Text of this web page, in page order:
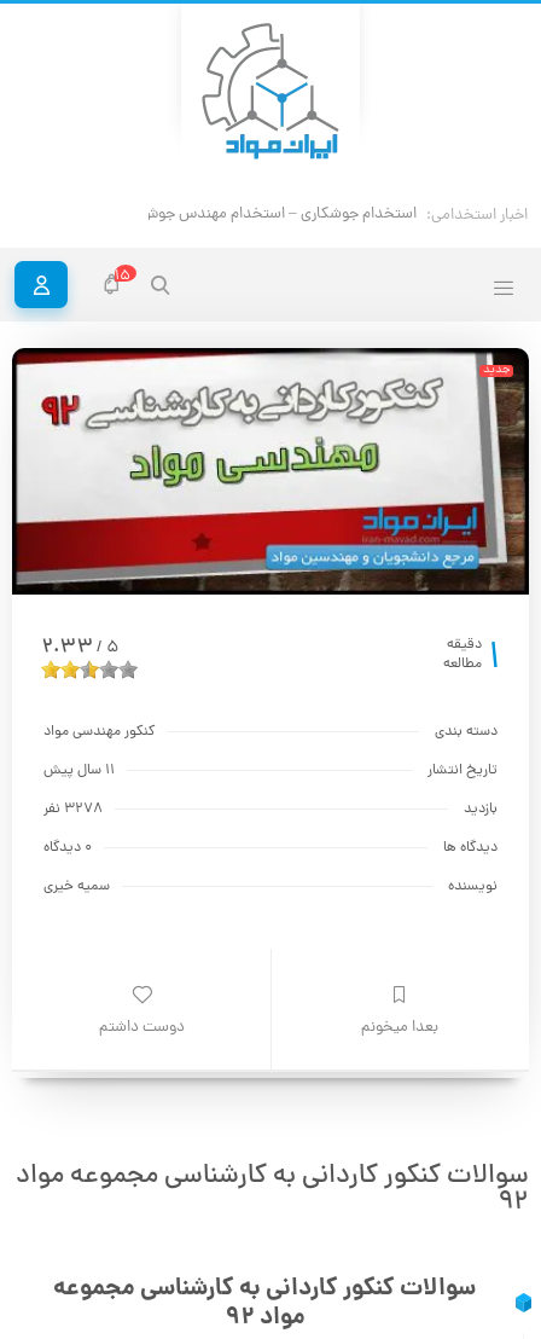
اخبار استخدامی: استخدام مهند
15
جدید
1 دقیقه
مطالعه
5
/
2.33
دسته بندی
كنكور مهندسی مواد
تاریخ انتشار
11 سال پیش
بازدید
3278 نفر
دیدگاه ها
0 دیدگاه
نویسنده
سمیه خیری
بعدا میخونم دوست داشتم
سوالات کنکور کاردانی به کارشناسی مجموعه مواد
۹۲
سوالات کنکور کاردانی به کارشناسی مجموعه
مواد ۹۲